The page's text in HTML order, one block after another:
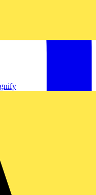
intuitive Handhabung.